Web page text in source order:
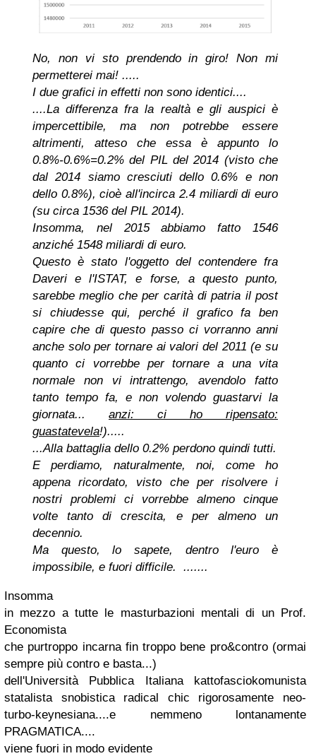
No, non vi sto prendendo in giro! Non mi
permetterei mai! .....
I due grafici in effetti non sono identici....
....La differenza fra la realtà e gli auspici è
impercettibile, ma non potrebbe essere
altrimenti, atteso che essa è appunto lo
0.8%-0.6%=0.2% del PIL del 2014 (visto che
dal 2014 siamo cresciuti dello 0.6% e non
dello 0.8%), cioè all'incirca 2.4 miliardi di euro
(su circa 1536 del PIL 2014).
Insomma, nel 2015 abbiamo fatto 1546
anziché 1548 miliardi di euro.
Questo è stato l'oggetto del contendere fra
Daveri e l'ISTAT, e forse, a questo punto,
sarebbe meglio che per carità di patria il post
si chiudesse qui,
perché il grafico fa ben
capire che di questo passo ci vorranno anni
anche solo per tornare ai valori del 2011 (e su
quanto ci vorrebbe per tornare a una vita
normale non vi intrattengo, avendolo fatto
tanto tempo fa, e non volendo guastarvi la
giornata... anzi: ci ho ripensato:
guastatevela!).....
...Alla battaglia dello 0.2% perdono quindi tutti.
E perdiamo, naturalmente, noi, come ho
appena ricordato, visto che per risolvere i
nostri problemi ci vorrebbe almeno cinque
volte tanto di crescita, e per almeno un
decennio.
Ma questo, lo sapete, dentro l'euro è
impossibile, e fuori difficile.
.......
Insomma
in mezzo a tutte le masturbazioni mentali di un Prof.
Economista
che purtroppo incarna fin troppo bene pro&contro (ormai
sempre più contro e basta...)
dell'Università Pubblica Italiana kattofasciokomunista
statalista snobistica radical chic rigorosamente neo-
turbo-keynesiana....e nemmeno lontanamente
PRAGMATICA....
viene fuori in modo evidente